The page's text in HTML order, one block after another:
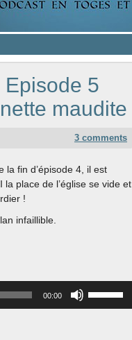
5
maudite
3 comments
la fin d’épisode 4, il est
place de l’église se vide et
!
infaillible.
00:00